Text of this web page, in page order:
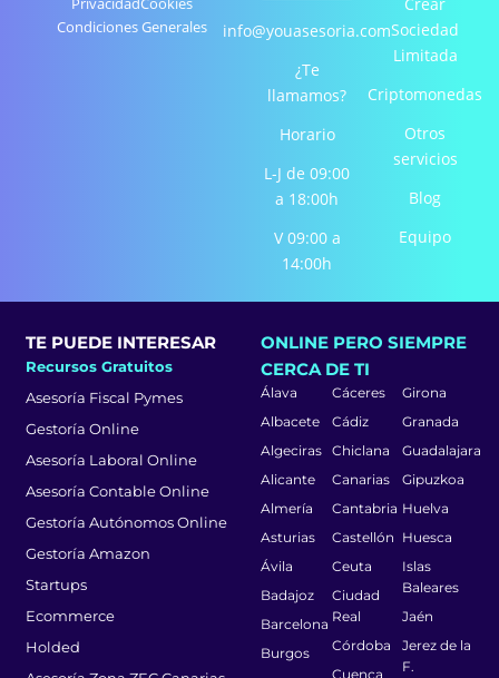
info@youasesoria.com
¿Te
llamamos?
Horario
L-J de 09:00
a 18:00h
V 09:00 a
14:00h
e
b
t
a
k
e
Condiciones Generales
Sociedad
Limitada
Criptomonedas
Otros
servicios
Blog
Equipo
TE PUEDE INTERESAR
Recursos Gratuitos
Asesoría Fiscal Pymes
Gestoría Online
Asesoría Laboral Online
Asesoría Contable Online
Gestoría Autónomos Online
Gestoría Amazon
Startups
Ecommerce
Holded
ONLINE PERO SIEMPRE
CERCA DE TI
Álava
Albacete
Algeciras
Alicante
Almería
Asturias
Ávila
Badajoz
Barcelona
Burgos
Cáceres
Cádiz
Chiclana
Canarias
Cantabria
Castellón
Ceuta
Ciudad
Real
Córdoba
Cuenca
Girona
Granada
Guadalajara
Gipuzkoa
Huelva
Huesca
Islas
Baleares
Jaén
Jerez de la
F.